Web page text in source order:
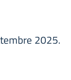
2025.